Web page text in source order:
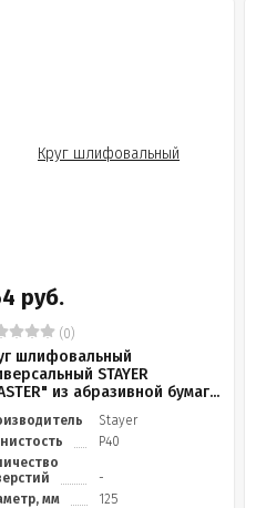
руб.
(0)
шлифовальный
STAYER
из абразивной бумаг...
Stayer
Р40
-
мм
125